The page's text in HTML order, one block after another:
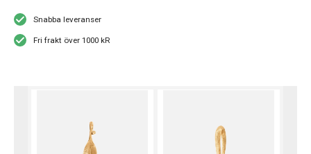
Snabba leveranser
Fri frakt över 1000 kR